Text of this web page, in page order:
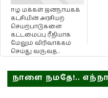
ஈழ மக்கள் ஜனநாயகக்
கட்சியின் அரசியற்
செயற்பாடுகளை
கட்டமைப்பு ரீதியாக
மேலும் விரிவாக்கம்
செய்து வருவத...
நாளை நமதே!..